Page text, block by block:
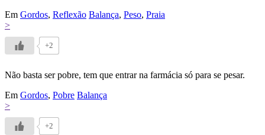
Em Gordos, Reflexão Balança, Peso, Praia
>
+2
Não basta ser pobre, tem que entrar na farmácia só para se pesar.
Em Gordos, Pobre Balança
>
+2